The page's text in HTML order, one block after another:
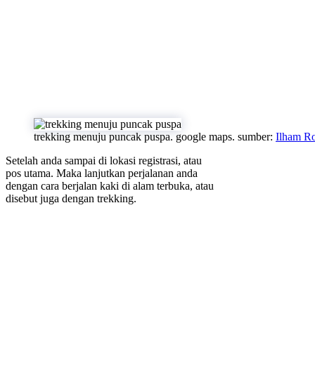
trekking menuju puncak puspa. google maps. sumber: Ilham
Setelah anda sampai di lokasi registrasi, atau
pos utama. Maka lanjutkan perjalanan anda
dengan cara berjalan kaki di alam terbuka, atau
disebut juga dengan trekking.